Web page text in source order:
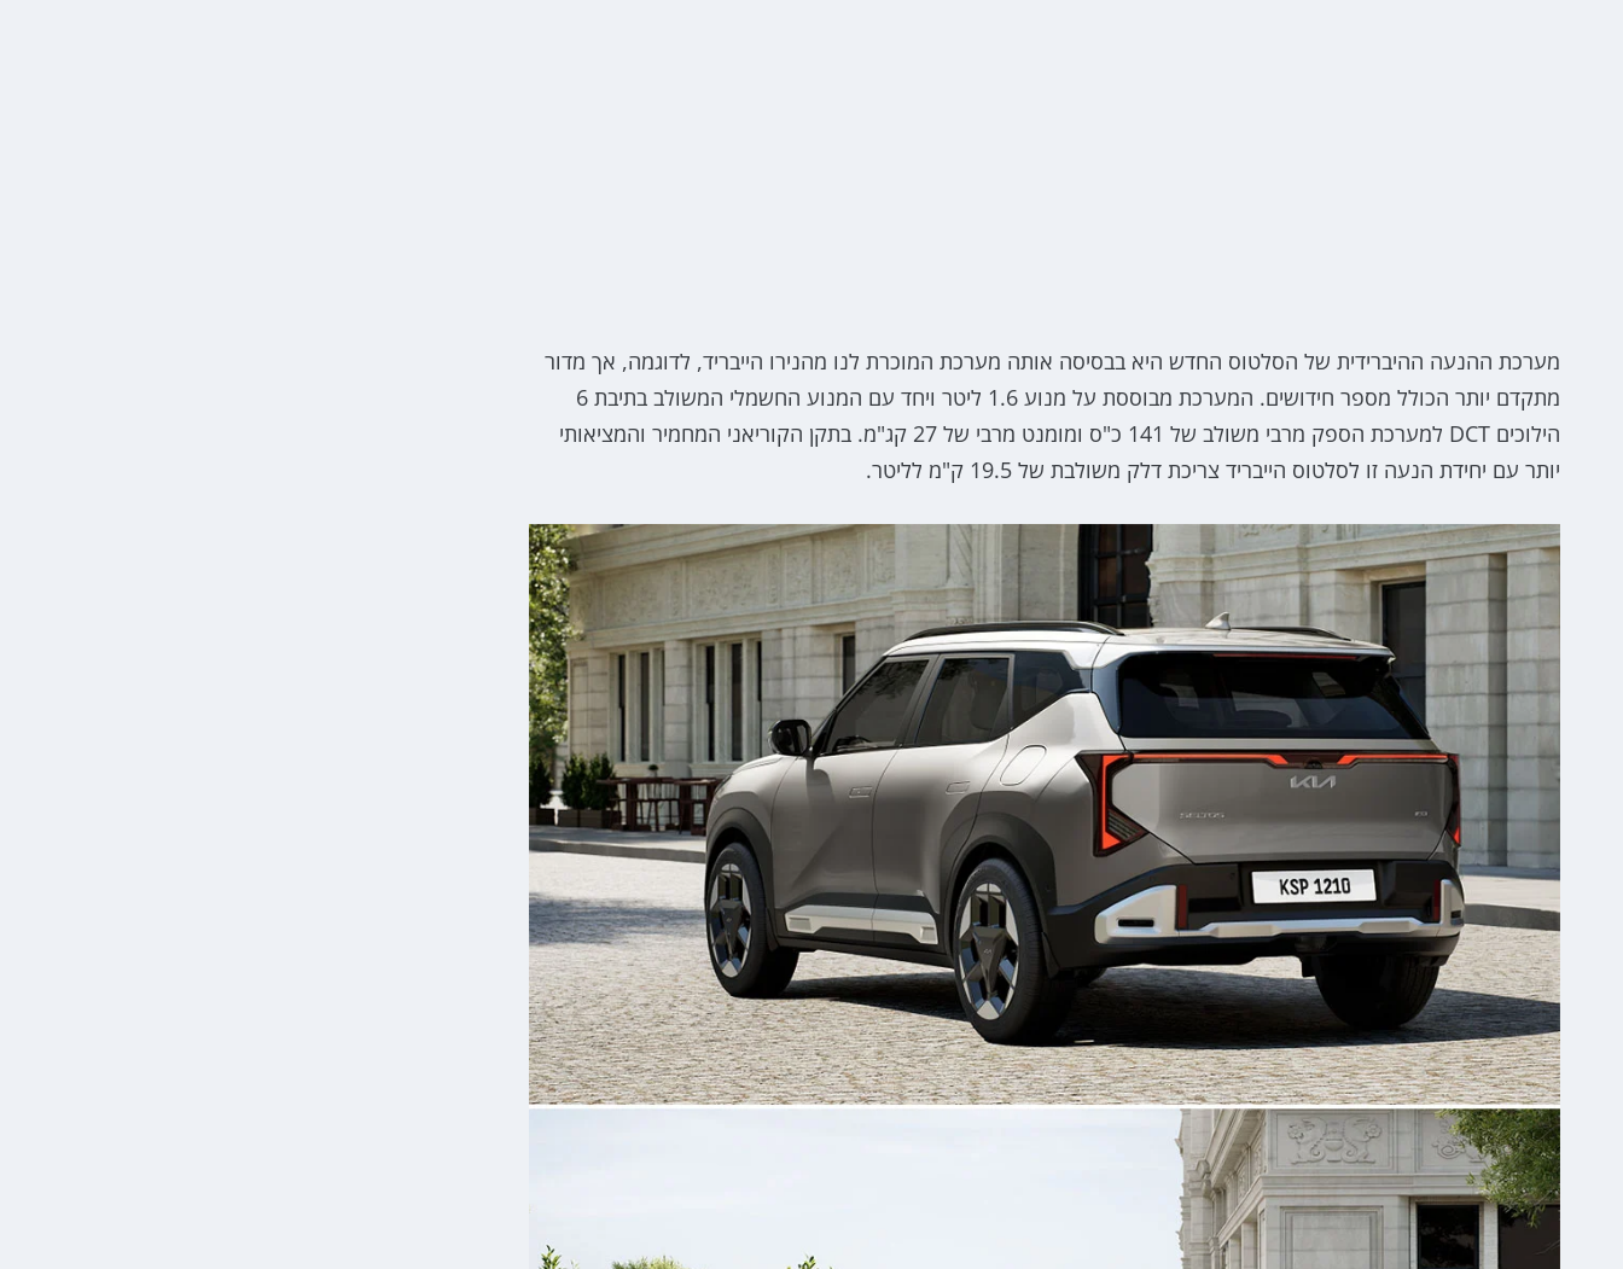
מערכת ההנעה ההיברידית של הסלטוס החדש היא בבסיסה אותה מערכת המוכרת לנו מהנירו הייבריד, לדוגמה, אך מדור
מתקדם יותר הכולל מספר חידושים. המערכת מבוססת על מנוע 1.6 ליטר ויחד עם המנוע החשמלי המשולב בתיבת 6
הילוכים DCT למערכת הספק מרבי משולב של 141 כ"ס ומומנט מרבי של 27 קג"מ. בתקן הקוריאני המחמיר והמציאותי
יותר עם יחידת הנעה זו לסלטוס הייבריד צריכת דלק משולבת של 19.5 ק"מ לליטר.